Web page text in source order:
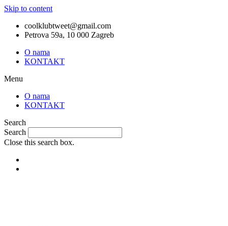
Skip to content
coolklubtweet@gmail.com
Petrova 59a, 10 000 Zagreb
O nama
KONTAKT
Menu
O nama
KONTAKT
Search
Search
Close this search box.